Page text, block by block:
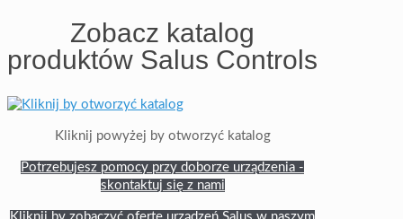
Zobacz katalog
produktów Salus Controls
Kliknij powyżej by otworzyć katalog
Potrzebujesz pomocy przy doborze urządzenia -
skontaktuj się z nami